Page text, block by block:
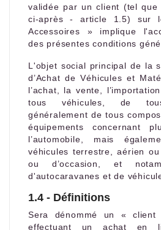
validée par un client (tel
ci-après - article 1.5) sur
Accessoires » implique
des présentes conditions
L'objet social principal de la
d’Achat de Véhicules et
l’achat, la vente,
tous véhicules, de
généralement de tous
équipements concernant
l’automobile, mais
véhicules terrestre, aérien
ou d’occasion, et
d'autocaravanes et de
1.4 - Définitions
Sera dénommé un « client
effectuant un achat en